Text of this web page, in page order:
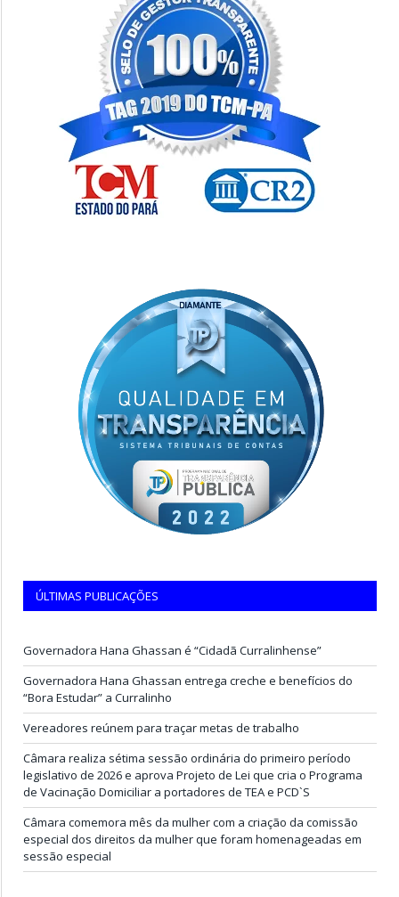
ÚLTIMAS PUBLICAÇÕES
Governadora Hana Ghassan é “Cidadã Curralinhense”
Governadora Hana Ghassan entrega creche e benefícios do
“Bora Estudar” a Curralinho
Vereadores reúnem para traçar metas de trabalho
Câmara realiza sétima sessão ordinária do primeiro período
legislativo de 2026 e aprova Projeto de Lei que cria o Programa
de Vacinação Domiciliar a portadores de TEA e PCD`S
Câmara comemora mês da mulher com a criação da comissão
especial dos direitos da mulher que foram homenageadas em
sessão especial